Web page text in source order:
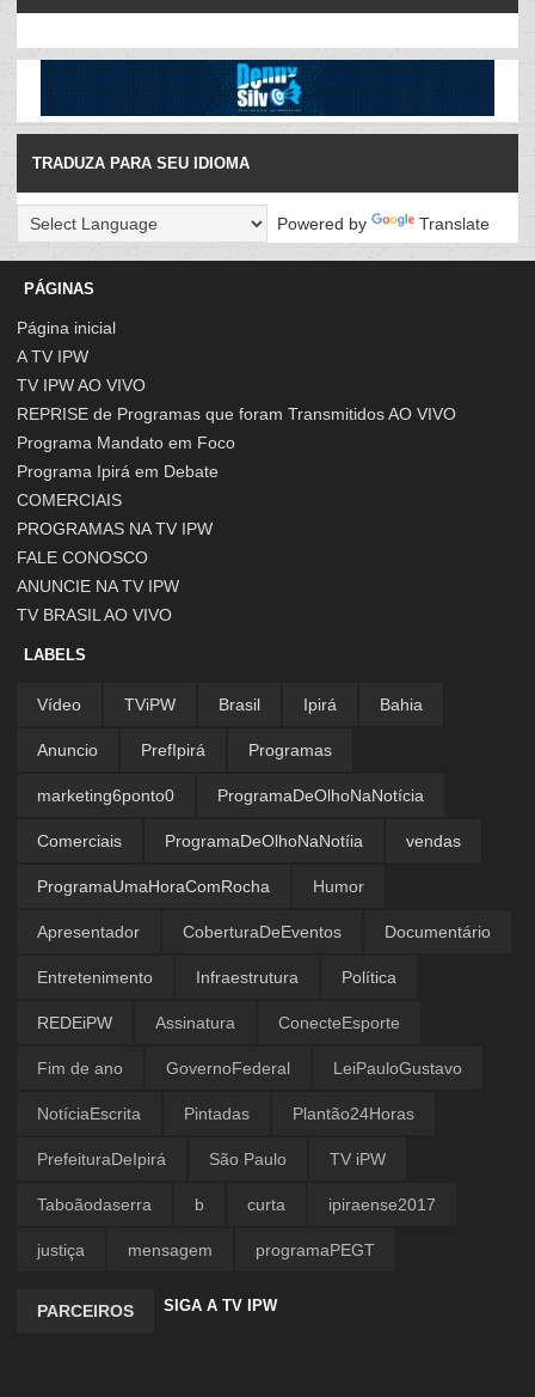
TRADUZA PARA SEU IDIOMA
Powered by Translate
PÁGINAS
Página inicial
A TV IPW
TV IPW AO VIVO
REPRISE de Programas que foram Transmitidos AO VIVO
Programa Mandato em Foco
Programa Ipirá em Debate
COMERCIAIS
PROGRAMAS NA TV IPW
FALE CONOSCO
ANUNCIE NA TV IPW
TV BRASIL AO VIVO
LABELS
Vídeo TViPW Brasil Ipirá Bahia
Anuncio PrefIpirá Programas
marketing6ponto0 ProgramaDeOlhoNaNotícia
Comerciais ProgramaDeOlhoNaNotíia vendas
ProgramaUmaHoraComRocha Humor
Apresentador CoberturaDeEventos Documentário
Entretenimento Infraestrutura Política
REDEiPW Assinatura ConecteEsporte
Fim de ano GovernoFederal LeiPauloGustavo
NotíciaEscrita Pintadas Plantão24Horas
PrefeituraDeIpirá São Paulo TV iPW
Taboãodaserra b curta ipiraense2017
justiça mensagem programaPEGT
PARCEIROS SIGA A TV IPW